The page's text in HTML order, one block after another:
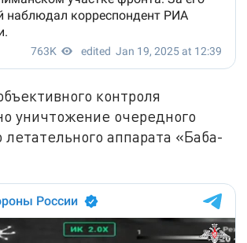
контроля
уничтожение очередного
летательного аппарата «Баба-